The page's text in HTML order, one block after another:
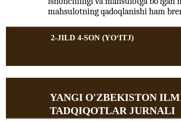
2-JILD 4-SON (YOʻITJ)
mahsulotning qadoqlanishi ham
YANGI O'ZBEKISTON
TADQIQOTLAR JURNALI